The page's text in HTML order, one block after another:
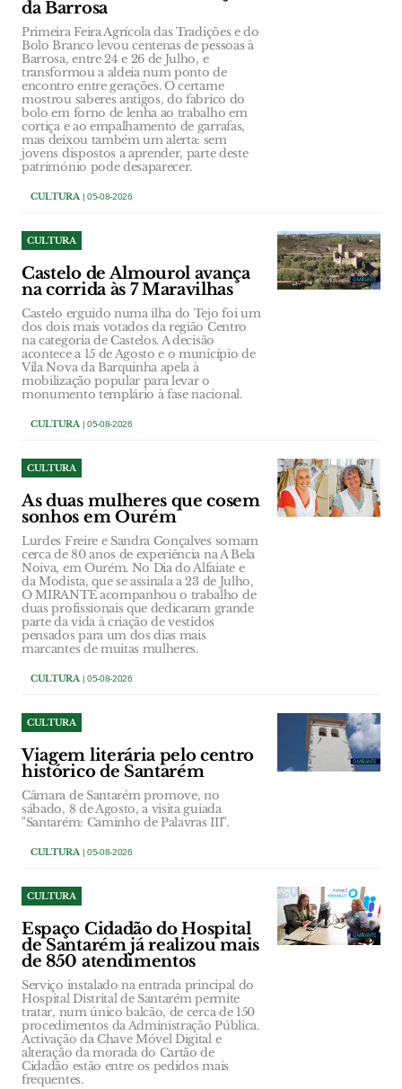
da Barrosa
Primeira Feira Agrícola das Tradições e do
Bolo Branco levou centenas de pessoas à
Barrosa, entre 24 e 26 de Julho, e
transformou a aldeia num ponto de
encontro entre gerações. O certame
mostrou saberes antigos, do fabrico do
bolo em forno de lenha ao trabalho em
cortiça e ao empalhamento de garrafas,
mas deixou também um alerta: sem
jovens dispostos a aprender, parte deste
património pode desaparecer.
CULTURA| 05-08-2026
CULTURA
Castelo de Almourol avança
na corrida às 7 Maravilhas
Castelo erguido numa ilha do Tejo foi um
dos dois mais votados da região Centro
na categoria de Castelos. A decisão
acontece a 15 de Agosto e o município de
Vila Nova da Barquinha apela à
mobilização popular para levar o
monumento templário à fase nacional.
CULTURA| 05-08-2026
CULTURA
As duas mulheres que cosem
sonhos em Ourém
Lurdes Freire e Sandra Gonçalves somam
cerca de 80 anos de experiência na A Bela
Noiva, em Ourém. No Dia do Alfaiate e
da Modista, que se assinala a 23 de Julho,
O MIRANTE acompanhou o trabalho de
duas profissionais que dedicaram grande
parte da vida à criação de vestidos
pensados para um dos dias mais
marcantes de muitas mulheres.
CULTURA| 05-08-2026
CULTURA
Viagem literária pelo centro
histórico de Santarém
Câmara de Santarém promove, no
sábado, 8 de Agosto, a visita guiada
"Santarém: Caminho de Palavras III".
CULTURA| 05-08-2026
CULTURA
Espaço Cidadão do Hospital
de Santarém já realizou mais
de 850 atendimentos
Serviço instalado na entrada principal do
Hospital Distrital de Santarém permite
tratar, num único balcão, de cerca de 150
procedimentos da Administração Pública.
Activação da Chave Móvel Digital e
alteração da morada do Cartão de
Cidadão estão entre os pedidos mais
frequentes.